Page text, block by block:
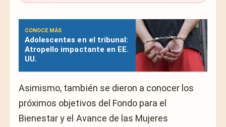
CONOCE MÁS
Adolescentes en el tribunal:
Atropello impactante en EE.
UU.
Asimismo, también se dieron a conocer los
próximos objetivos del Fondo para el
Bienestar y el Avance de las Mujeres